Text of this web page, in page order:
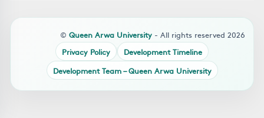
© Queen Arwa University - All rights reserved 2026
Privacy Policy
Development Timeline
Development Team – Queen Arwa University